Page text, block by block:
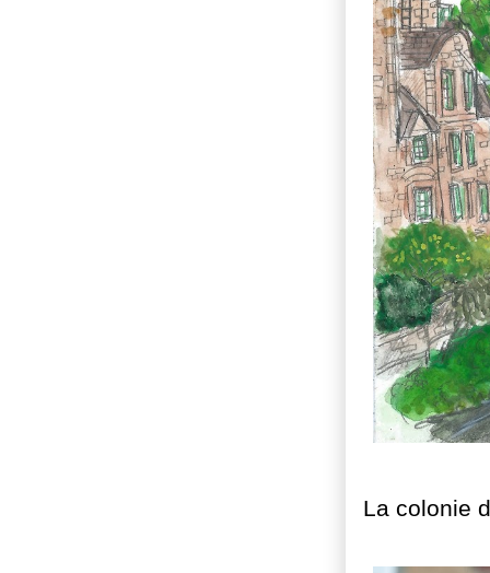
La colonie